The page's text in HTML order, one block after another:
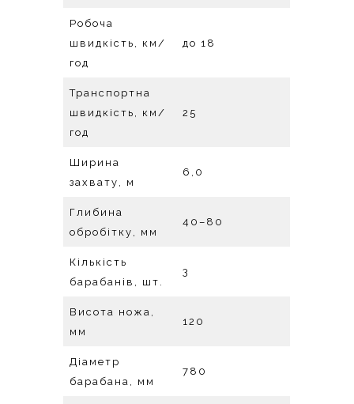
Робоча
швидкість, км/
год
до 18
Транспортна
швидкість, км/
год
25
Ширина
захвату, м
6,0
Глибина
обробітку, мм
40–80
Кількість
барабанів, шт.
3
Висота ножа,
мм
120
Діаметр
барабана, мм
780